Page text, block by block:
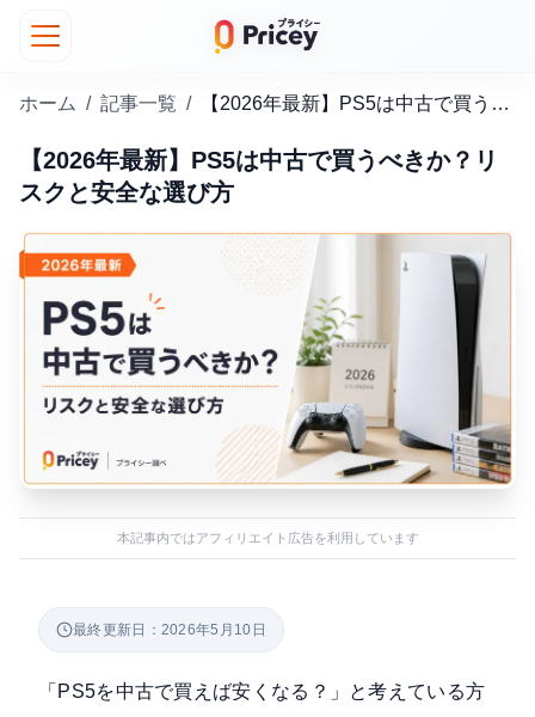
ホーム / 記事一覧 / 【2026年最新】PS5は中古で買うべきか？リスクと安全な選び方
【2026年最新】PS5は中古で買うべきか？リ
スクと安全な選び方
本記事内ではアフィリエイト広告を利用しています
最終更新日：2026年5月10日
「PS5を中古で買えば安くなる？」と考えている方